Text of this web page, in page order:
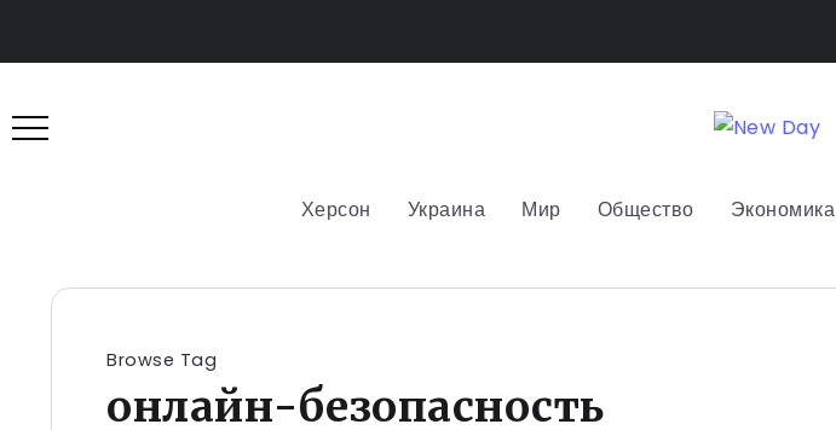
Херсон Украина Мир Общество Экономика
Browse Tag
онлайн-безопасность